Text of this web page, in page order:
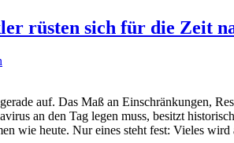
rüsten sich für die Zeit
auf. Das Maß an Einschränkungen,
an den Tag legen muss, besitzt
wie heute. Nur eines steht fest: Vieles